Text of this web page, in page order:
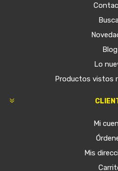
Blog
Lo
Productos vistos
Mi
Mis